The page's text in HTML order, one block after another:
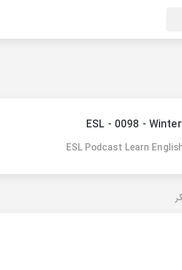
ESL - 0098 -
ESL Podcast Learn